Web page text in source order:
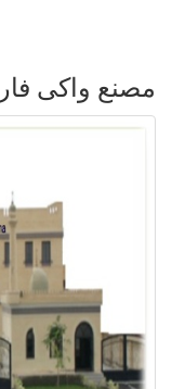
مصنع واكى